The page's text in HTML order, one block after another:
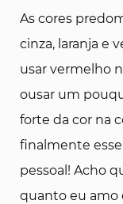
As cores
cinza, laranja e
usar vermelho
ousar um
forte da cor na
finalmente
pessoal! Acho
quanto eu amo